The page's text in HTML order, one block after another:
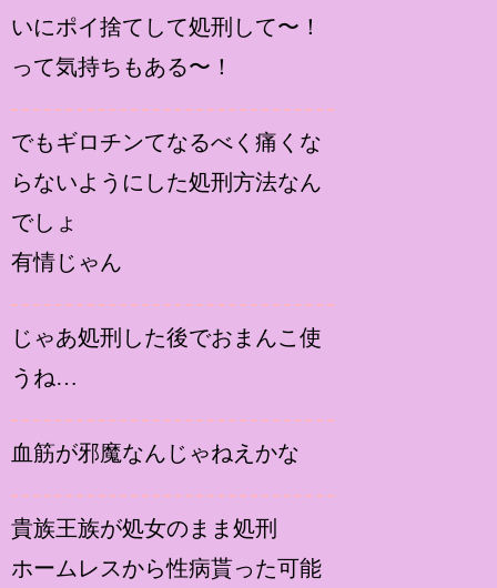
いにポイ捨てして処刑して〜！
って気持ちもある〜！
でもギロチンてなるべく痛くな
らないようにした処刑方法なん
でしょ
有情じゃん
じゃあ処刑した後でおまんこ使
うね…
血筋が邪魔なんじゃねえかな
貴族王族が処女のまま処刑
ホームレスから性病貰った可能